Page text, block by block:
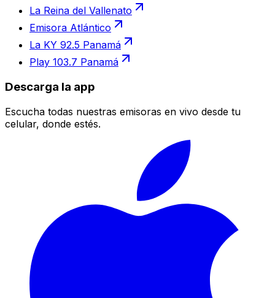
La Reina del Vallenato
Emisora Atlántico
La KY 92.5 Panamá
Play 103.7 Panamá
Descarga la app
Escucha todas nuestras emisoras en vivo desde tu
celular, donde estés.